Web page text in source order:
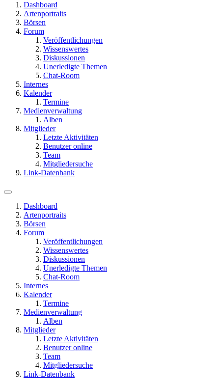
Dashboard
Artenportraits
Börsen
Forum
Veröffentlichungen
Wissenswertes
Diskussionen
Unerledigte Themen
Chat-Room
Internes
Kalender
Termine
Medienverwaltung
Alben
Mitglieder
Letzte Aktivitäten
Benutzer online
Team
Mitgliedersuche
Link-Datenbank
Dashboard
Artenportraits
Börsen
Forum
Veröffentlichungen
Wissenswertes
Diskussionen
Unerledigte Themen
Chat-Room
Internes
Kalender
Termine
Medienverwaltung
Alben
Mitglieder
Letzte Aktivitäten
Benutzer online
Team
Mitgliedersuche
Link-Datenbank